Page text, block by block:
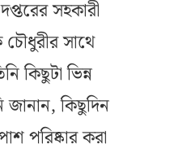
সহকারী
চৌধুরীর সাথে
কিছুটা ভিন্ন
জানান, কিছুদিন
পরিষ্কার করা